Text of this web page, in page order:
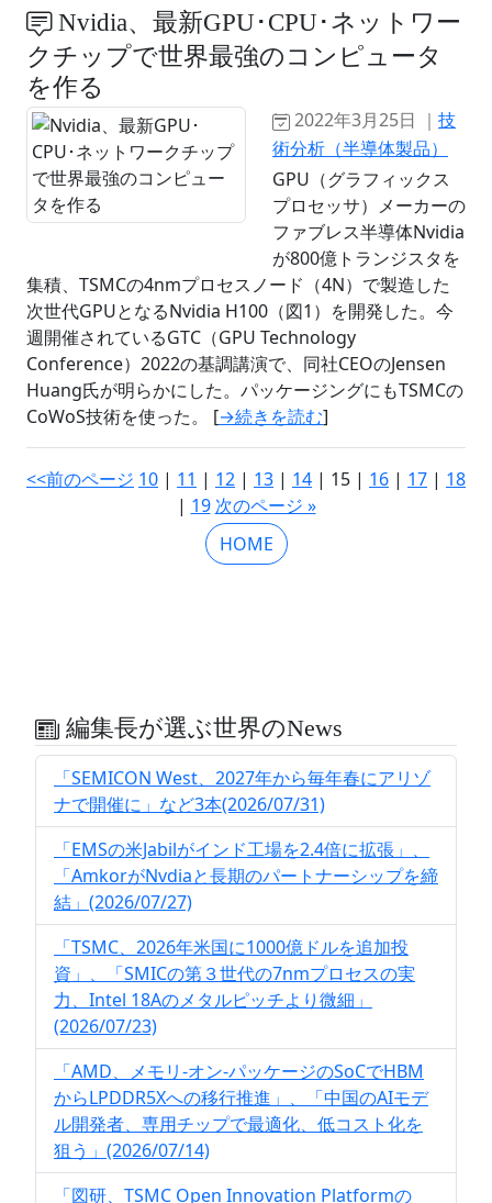
Nvidia、最新GPU･CPU･ネットワー
クチップで世界最強のコンピュータ
を作る
2022年3月25日 ｜ 技
術分析（半導体製品）
GPU（グラフィックス
プロセッサ）メーカーの
ファブレス半導体Nvidia
が800億トランジスタを
集積、TSMCの4nmプロセスノード（4N）で製造した
次世代GPUとなるNvidia H100（図1）を開発した。今
週開催されているGTC（GPU Technology
Conference）2022の基調講演で、同社CEOのJensen
Huang氏が明らかにした。パッケージングにもTSMCの
CoWoS技術を使った。 [→続きを読む]
<<前のページ 10 | 11 | 12 | 13 | 14 | 15 | 16 | 17 | 18
| 19 次のページ »
HOME
編集長が選ぶ世界のNews
「SEMICON West、2027年から毎年春にアリゾ
ナで開催に」など3本(2026/07/31)
「EMSの米Jabilがインド工場を2.4倍に拡張」、
「AmkorがNvdiaと長期のパートナーシップを締
結」(2026/07/27)
「TSMC、2026年米国に1000億ドルを追加投
資」、「SMICの第３世代の7nmプロセスの実
力、Intel 18Aのメタルピッチより微細」
(2026/07/23)
「AMD、メモリ-オン-パッケージのSoCでHBM
からLPDDR5Xへの移行推進」、「中国のAIモデ
ル開発者、専用チップで最適化、低コスト化を
狙う」(2026/07/14)
「図研、TSMC Open Innovation Platformの